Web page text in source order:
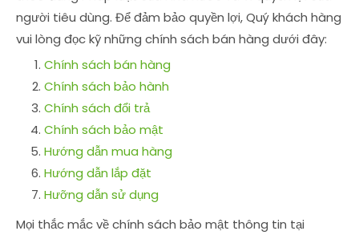
người tiêu dùng. Để đảm bảo quyền lợi, Quý khách hàng
vui lòng đọc kỹ những chính sách bán hàng dưới đây:
Chính sách bán hàng
Chính sách bảo hành
Chính sách đổi trả
Chính sách bảo mật
Hướng dẫn mua hàng
Hướng dẫn lắp đặt
Hưỡng dẫn sử dụng
Mọi thắc mắc về chính sách bảo mật thông tin tại